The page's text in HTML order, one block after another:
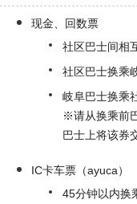
现金、回数票
社区巴士间
社区巴士换乘
岐阜巴士换乘
※请从换乘前
巴士上将该券
IC卡车票（ayuca）
45分钟以内换